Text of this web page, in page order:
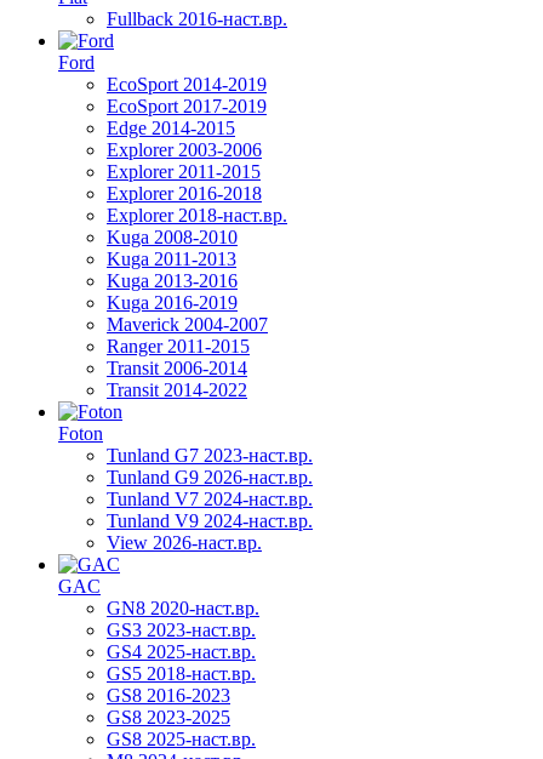
Fullback 2016-наст.вр.
Ford
EcoSport 2014-2019
EcoSport 2017-2019
Edge 2014-2015
Explorer 2003-2006
Explorer 2011-2015
Explorer 2016-2018
Explorer 2018-наст.вр.
Kuga 2008-2010
Kuga 2011-2013
Kuga 2013-2016
Kuga 2016-2019
Maverick 2004-2007
Ranger 2011-2015
Transit 2006-2014
Transit 2014-2022
Foton
Tunland G7 2023-наст.вр.
Tunland G9 2026-наст.вр.
Tunland V7 2024-наст.вр.
Tunland V9 2024-наст.вр.
View 2026-наст.вр.
GAC
GN8 2020-наст.вр.
GS3 2023-наст.вр.
GS4 2025-наст.вр.
GS5 2018-наст.вр.
GS8 2016-2023
GS8 2023-2025
GS8 2025-наст.вр.